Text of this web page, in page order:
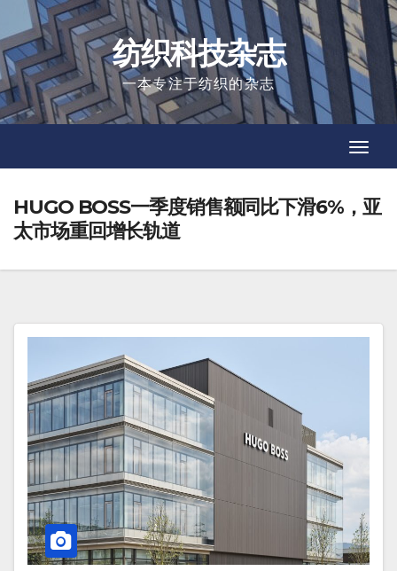
to
content
纺织科技杂志
一本专注于纺织的杂志
HUGO BOSS一季度销售额同比下滑6%，亚
太市场重回增长轨道